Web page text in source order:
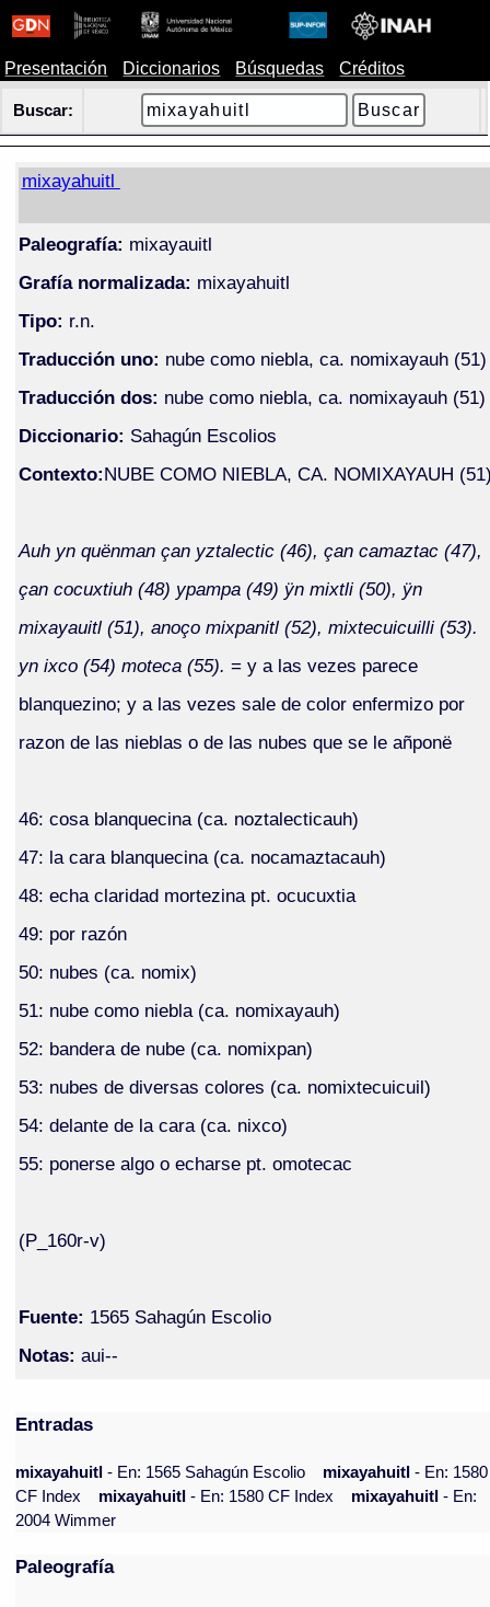
Presentación Diccionarios Búsquedas Créditos
Buscar:
mixayahuitl
Paleografía: mixayauitl
Grafía normalizada: mixayahuitl
Tipo: r.n.
Traducción uno: nube como niebla, ca. nomixayauh (51)
Traducción dos: nube como niebla, ca. nomixayauh (51)
Diccionario: Sahagún Escolios
Contexto:NUBE COMO NIEBLA, CA. NOMIXAYAUH
Auh yn quënman çan yztalectic (46), çan camaztac (47),
çan cocuxtiuh (48) ypampa (49) ÿn mixtli (50), ÿn
mixayauitl (51), anoço mixpanitl (52), mixtecuicuilli (53).
yn ixco (54) moteca (55). = y a las vezes parece
blanquezino; y a las vezes sale de color enfermizo por
razon de las nieblas o de las nubes que se le añponë
46: cosa blanquecina (ca. noztalecticauh)
47: la cara blanquecina (ca. nocamaztacauh)
48: echa claridad mortezina pt. ocucuxtia
49: por razón
50: nubes (ca. nomix)
51: nube como niebla (ca. nomixayauh)
52: bandera de nube (ca. nomixpan)
53: nubes de diversas colores (ca. nomixtecuicuil)
54: delante de la cara (ca. nixco)
55: ponerse algo o echarse pt. omotecac
(P_160r-v)
Fuente: 1565 Sahagún Escolio
Notas: aui--
Entradas
mixayahuitl- En: 1565 Sahagún Escolio mixayahuitl- En: 1580
CF Index
mixayahuitl- En: 1580 CF Index mixayahuitl- En:
2004 Wimmer
Paleografía